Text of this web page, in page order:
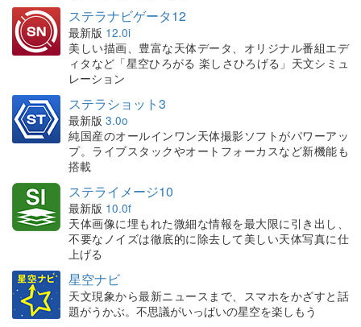
ステラナビゲータ12
最新版 12.0i
美しい描画、豊富な天体データ、オリジナル番組エデ
ィタなど「星空ひろがる 楽しさひろげる」天文シミュ
レーション
ステラショット3
最新版 3.0o
純国産のオールインワン天体撮影ソフトがパワーアッ
プ。ライブスタックやオートフォーカスなど新機能も
搭載
ステライメージ10
最新版 10.0f
天体画像に埋もれた微細な情報を最大限に引き出し、
不要なノイズは徹底的に除去して美しい天体写真に仕
上げる
星空ナビ
天文現象から最新ニュースまで、スマホをかざすと話
題がうかぶ。不思議がいっぱいの星空を楽しもう